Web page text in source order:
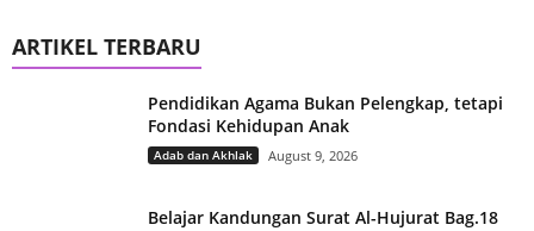
ARTIKEL TERBARU
Pendidikan Agama Bukan Pelengkap, tetapi
Fondasi Kehidupan Anak
Adab dan Akhlak August 9, 2026
Belajar Kandungan Surat Al-Hujurat Bag.18